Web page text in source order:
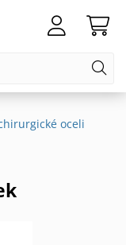
oceli